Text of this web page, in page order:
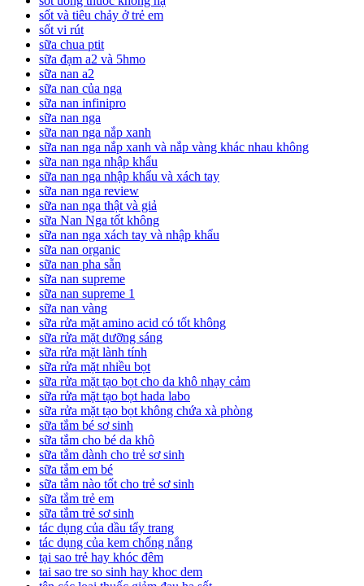
sốt và tiêu chảy ở trẻ em
sốt vi rút
sữa chua ptit
sữa đạm a2 và 5hmo
sữa nan a2
sữa nan của nga
sữa nan infinipro
sữa nan nga
sữa nan nga nắp xanh
sữa nan nga nắp xanh và nắp vàng khác nhau không
sữa nan nga nhập khẩu
sữa nan nga nhập khẩu và xách tay
sữa nan nga review
sữa nan nga thật và giả
sữa Nan Nga tốt không
sữa nan nga xách tay và nhập khẩu
sữa nan organic
sữa nan pha sẵn
sữa nan supreme
sữa nan supreme 1
sữa nan vàng
sữa rửa mặt amino acid có tốt không
sữa rửa mặt dưỡng sáng
sữa rửa mặt lành tính
sữa rửa mặt nhiều bọt
sữa rửa mặt tạo bọt cho da khô nhạy cảm
sữa rửa mặt tạo bọt hada labo
sữa rửa mặt tạo bọt không chứa xà phòng
sữa tắm bé sơ sinh
sữa tắm cho bé da khô
sữa tắm dành cho trẻ sơ sinh
sữa tắm em bé
sữa tắm nào tốt cho trẻ sơ sinh
sữa tắm trẻ em
sữa tắm trẻ sơ sinh
tác dụng của dầu tẩy trang
tác dụng của kem chống nắng
tại sao trẻ hay khóc đêm
tai sao tre so sinh hay khoc dem